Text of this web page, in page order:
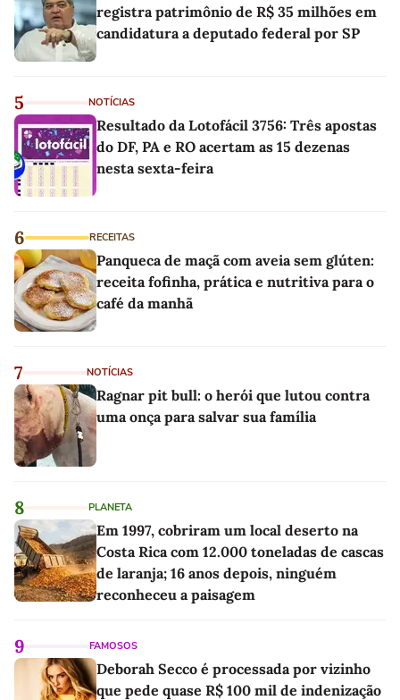
registra patrimônio de R$ 35 milhões em
candidatura a deputado federal por SP
5 NOTÍCIAS
Resultado da Lotofácil 3756: Três apostas
do DF, PA e RO acertam as 15 dezenas
nesta sexta-feira
6 RECEITAS
Panqueca de maçã com aveia sem glúten:
receita fofinha, prática e nutritiva para o
café da manhã
7 NOTÍCIAS
Ragnar pit bull: o herói que lutou contra
uma onça para salvar sua família
8 PLANETA
Em 1997, cobriram um local deserto na
Costa Rica com 12.000 toneladas de cascas
de laranja; 16 anos depois, ninguém
reconheceu a paisagem
9 FAMOSOS
Deborah Secco é processada por vizinho
que pede quase R$ 100 mil de indenização